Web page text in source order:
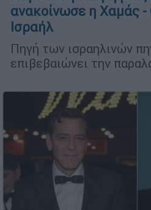
ανακοίνωσε η Χαμάς -
Ισραήλ
Πηγή των ισραηλινών
επιβεβαιώνει την